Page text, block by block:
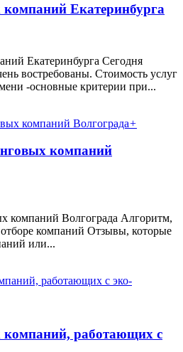
Екатеринбурга
Екатеринбурга Сегодня
востребованы. Стоимость услуг
-основные критерии при...
+
компаний
компаний Волгограда Алгоритм,
компаний Отзывы, которые
или...
работающих с